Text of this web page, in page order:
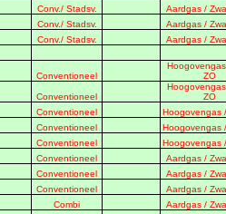
Conv./ Stadsv. Aardgas /
Conv./ Stadsv. Aardgas /
Conv./ Stadsv. Aardgas /
Conventioneel
ZO
Conventioneel
ZO
Conventioneel Hoogovengas
Conventioneel Hoogovengas
Conventioneel Hoogovengas
Conventioneel Aardgas /
Conventioneel Aardgas /
Conventioneel Aardgas /
Combi Aardgas /